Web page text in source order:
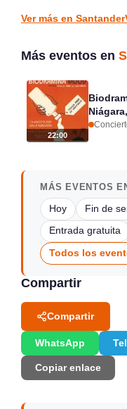
Ver más en Santander
Más eventos en
22:00
MÁS EVENTOS
Hoy Fin de
Entrada gratuita
Todos los
Compartir
Compartir
WhatsApp
Copiar enlace